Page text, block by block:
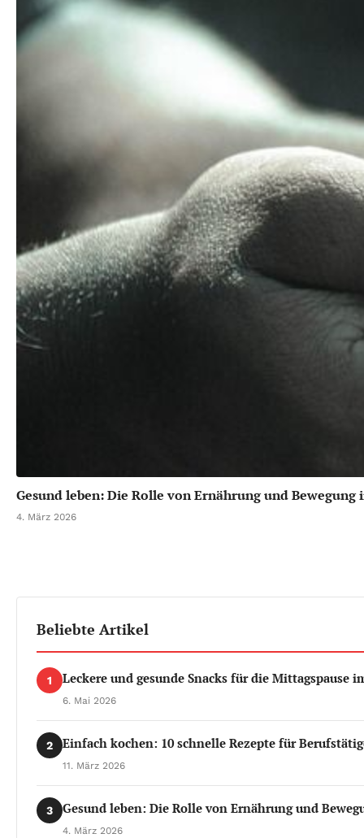
Gesund leben: Die Rolle von Ernährung und Bewegung
4. März 2026
Beliebte Artikel
1 Leckere und gesunde Snacks für die Mittagspause
6. Mai 2026
2 Einfach kochen: 10 schnelle Rezepte für
11. März 2026
3 Gesund leben: Die Rolle von Ernährung und
4. März 2026